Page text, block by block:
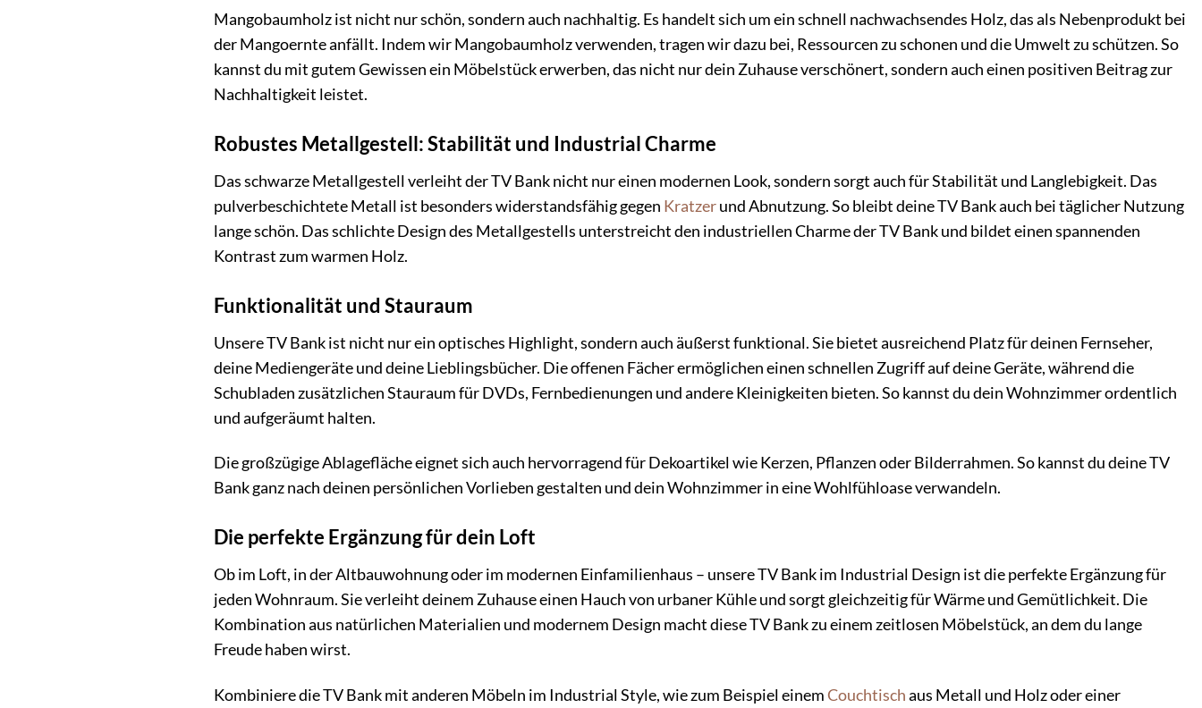
Mangobaumholz ist nicht nur schön, sondern auch nachhaltig. Es handelt sich um ein schnell nachwachsendes Holz, das als Nebenprodukt bei
der Mangoernte anfällt. Indem wir Mangobaumholz verwenden, tragen wir dazu bei, Ressourcen zu schonen und die Umwelt zu schützen. So
kannst du mit gutem Gewissen ein Möbelstück erwerben, das nicht nur dein Zuhause verschönert, sondern auch einen positiven Beitrag zur
Nachhaltigkeit leistet.
Robustes Metallgestell: Stabilität und Industrial Charme
Das schwarze Metallgestell verleiht der TV Bank nicht nur einen modernen Look, sondern sorgt auch für Stabilität und Langlebigkeit. Das
pulverbeschichtete Metall ist besonders widerstandsfähig gegen Kratzerund Abnutzung. So bleibt deine TV Bank auch bei täglicher Nutzung
lange schön. Das schlichte Design des Metallgestells unterstreicht den industriellen Charme der TV Bank und bildet einen spannenden
Kontrast zum warmen Holz.
Funktionalität und Stauraum
Unsere TV Bank ist nicht nur ein optisches Highlight, sondern auch äußerst funktional. Sie bietet ausreichend Platz für deinen Fernseher,
deine Mediengeräte und deine Lieblingsbücher. Die offenen Fächer ermöglichen einen schnellen Zugriff auf deine Geräte, während die
Schubladen zusätzlichen Stauraum für DVDs, Fernbedienungen und andere Kleinigkeiten bieten. So kannst du dein Wohnzimmer ordentlich
und aufgeräumt halten.
Die großzügige Ablagefläche eignet sich auch hervorragend für Dekoartikel wie Kerzen, Pflanzen oder Bilderrahmen. So kannst du deine TV
Bank ganz nach deinen persönlichen Vorlieben gestalten und dein Wohnzimmer in eine Wohlfühloase verwandeln.
Die perfekte Ergänzung für dein Loft
Ob im Loft, in der Altbauwohnung oder im modernen Einfamilienhaus – unsere TV Bank im Industrial Design ist die perfekte Ergänzung für
jeden Wohnraum. Sie verleiht deinem Zuhause einen Hauch von urbaner Kühle und sorgt gleichzeitig für Wärme und Gemütlichkeit. Die
Kombination aus natürlichen Materialien und modernem Design macht diese TV Bank zu einem zeitlosen Möbelstück, an dem du lange
Freude haben wirst.
Kombiniere die TV Bank mit anderen Möbeln im Industrial Style, wie zum Beispiel einemCouchtischaus Metall und Holz oder einer